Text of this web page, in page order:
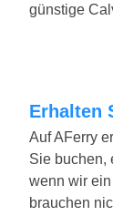
günstige
Auf AFerry
Sie buchen,
wenn wir
brauchen